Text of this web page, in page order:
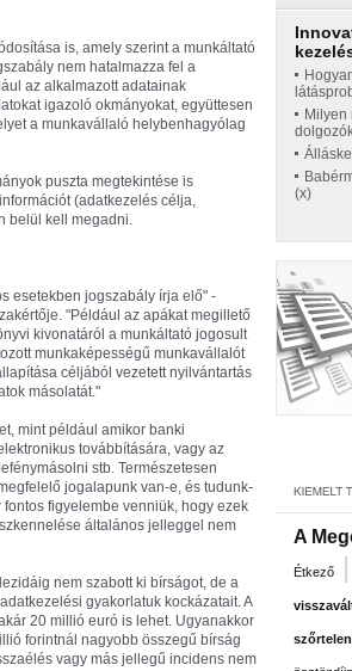
is, amely szerint a munkáltató
nem hatalmazza fel a
az alkalmazott adatainak
igazoló okmányokat, együttesen
a munkavállaló helybenhagyólag
puszta megtekintése is
(adatkezelés célja,
belül kell megadni.
esetekben jogszabály írja elő" -
"Például az apákat megillető
kivonatáról a munkáltató jogosult
munkaképességű munkavállalót
céljából vezetett nyilvántartás
másolatát."
mint például amikor banki
továbbítására, vagy az
stb. Természetesen
jogalapunk van-e, és tudunk-
figyelembe venniük, hogy ezek
általános jelleggel nem
nem szabott ki bírságot, de a
gyakorlatuk kockázatait. A
20 millió euró is lehet. Ugyanakkor
forintnál nagyobb összegű bírság
vagy más jellegű incidens nem
Milyen
(x)
A
Étkező |